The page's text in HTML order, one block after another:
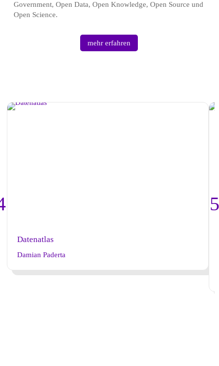
Government, Open Data, Open Knowledge, Open Source und
Open Science.
mehr erfahren
Datenatlas
Damian Paderta